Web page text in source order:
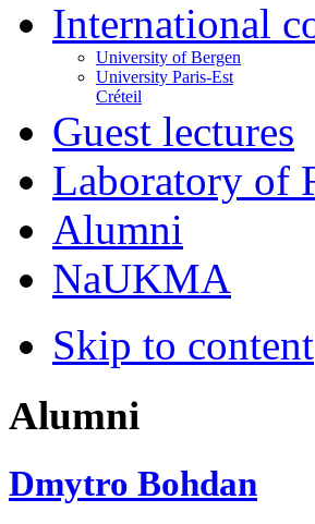
International
University of Bergen
University Paris-Est
Créteil
Guest lectures
Laboratory of
Alumni
NaUKMA
Skip to content
Alumni
Dmytro Bohdan